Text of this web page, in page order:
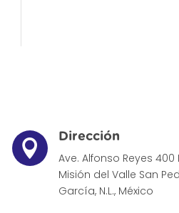

Dirección
Ave. Alfonso Reyes 400
Misión del Valle San
García, N.L., México